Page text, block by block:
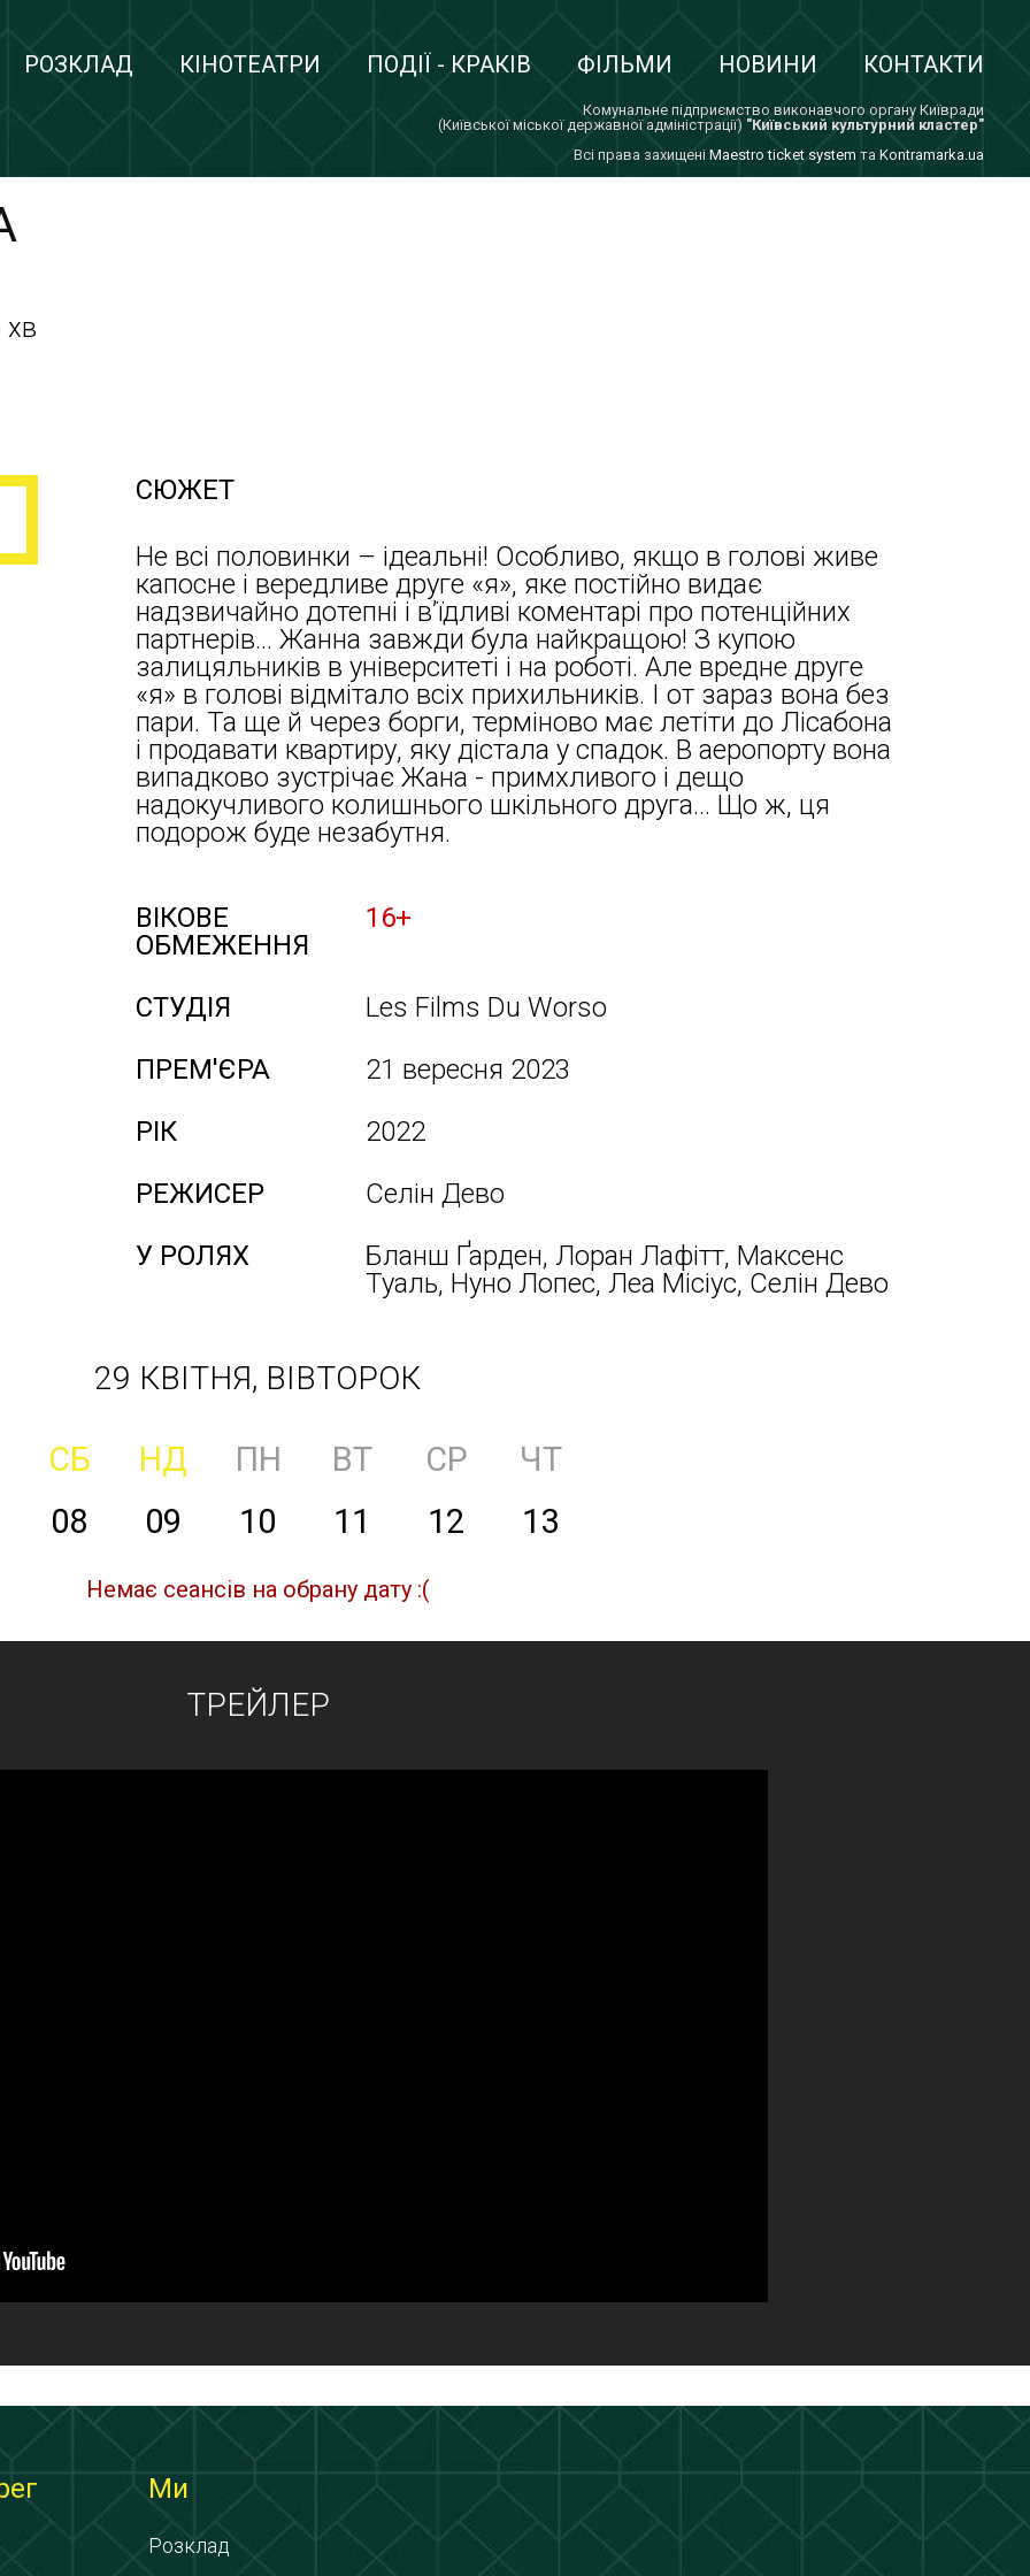
РОЗКЛАД КІНОТЕАТРИ ПОДІЇ - КРАКІВ ФІЛЬМИ НОВИНИ КОНТАКТИ
Комунальне підприємство виконавчого органу Київради
(Київської міської державної адміністрації) "Київський культурний кластер"
Всi права захищенi Maestro ticket system та Kontramarka.ua
хв
СЮЖЕТ
Не всі половинки – ідеальні! Особливо, якщо в голові живе
капосне і вередливе друге «я», яке постійно видає
надзвичайно дотепні і в’їдливі коментарі про потенційних
партнерів... Жанна завжди була найкращою! З купою
залицяльників в університеті і на роботі. Але вредне друге
«я» в голові відмітало всіх прихильників. І от зараз вона без
пари. Та ще й через борги, терміново має летіти до Лісабона
і продавати квартиру, яку дістала у спадок. В аеропорту вона
випадково зустрічає Жана - примхливого і дещо
надокучливого колишнього шкільного друга… Що ж, ця
подорож буде незабутня.
ВІКОВЕ
ОБМЕЖЕННЯ
16+
СТУДІЯ
Les Films Du Worso
ПРЕМ'ЄРА
21 вересня 2023
РІК
2022
РЕЖИСЕР
Селін Дево
У РОЛЯХ
Бланш Ґарден, Лоран Лафітт, Максенс
Туаль, Нуно Лопес, Леа Місіус, Селін Дево
29 КВІТНЯ, ВІВТОРОК
СБ НД ПН ВТ СР
ЧТ
08 09 10 11 12 13
Немає сеансів на обрану дату :(
ТРЕЙЛЕР
Ми
Розклад